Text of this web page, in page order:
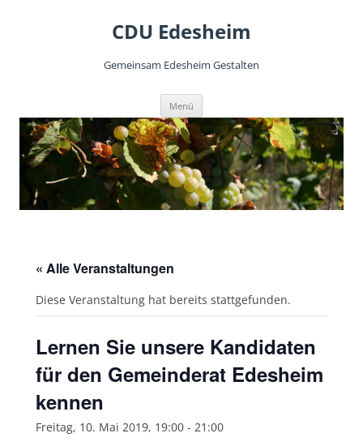
CDU Edesheim
Gemeinsam Edesheim Gestalten
Menü
springen
« Alle Veranstaltungen
Diese Veranstaltung hat bereits stattgefunden.
Lernen Sie unsere Kandidaten
für den Gemeinderat Edesheim
kennen
Freitag, 10. Mai 2019, 19:00 - 21:00